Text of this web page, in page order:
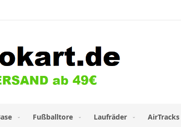
Fußballtore Laufräder AirTracks